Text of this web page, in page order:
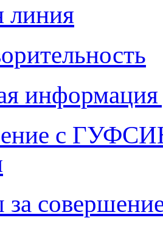
линия
с